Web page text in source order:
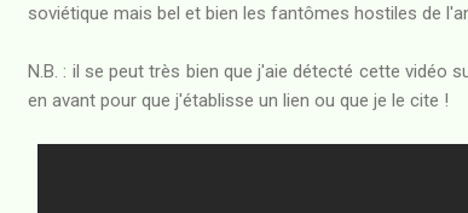
soviétique mais bel et bien les fantômes hostiles de
N.B. : il se peut très bien que j'aie détecté cette vidéo
en avant pour que j'établisse un lien ou que je le cite !